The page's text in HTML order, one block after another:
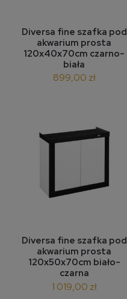
Diversa fine szafka pod
akwarium prosta
120x40x70cm czarno-
biała
899,00 zł
Diversa fine szafka pod
akwarium prosta
120x50x70cm biało-
czarna
1 019,00 zł